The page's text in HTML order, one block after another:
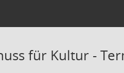
für Kultur -